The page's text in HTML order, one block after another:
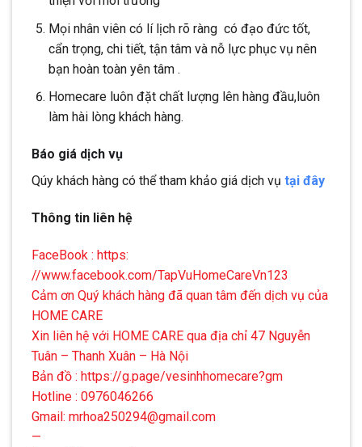
Mọi nhân viên có lí lịch rõ ràng có đạo đức tốt,
cẩn trọng, chi tiết, tận tâm và nỗ lực phục vụ nên
bạn hoàn toàn yên tâm .
Homecare luôn đặt chất lượng lên hàng đầu,luôn
làm hài lòng khách hàng.
Báo giá dịch vụ
Qúy khách hàng có thể tham khảo giá dịch vụ tại đây
Thông tin liên hệ
FaceBook : https:
//www.facebook.com/TapVuHomeCareVn123
Cảm ơn Quý khách hàng đã quan tâm đến dịch vụ của
HOME CARE
Xin liên hệ với HOME CARE qua địa chỉ 47 Nguyễn
Tuân – Thanh Xuân – Hà Nội
Bản đồ : https://g.page/vesinhhomecare?gm
Hotline : 0976046266
Gmail: mrhoa250294@gmail.com
—